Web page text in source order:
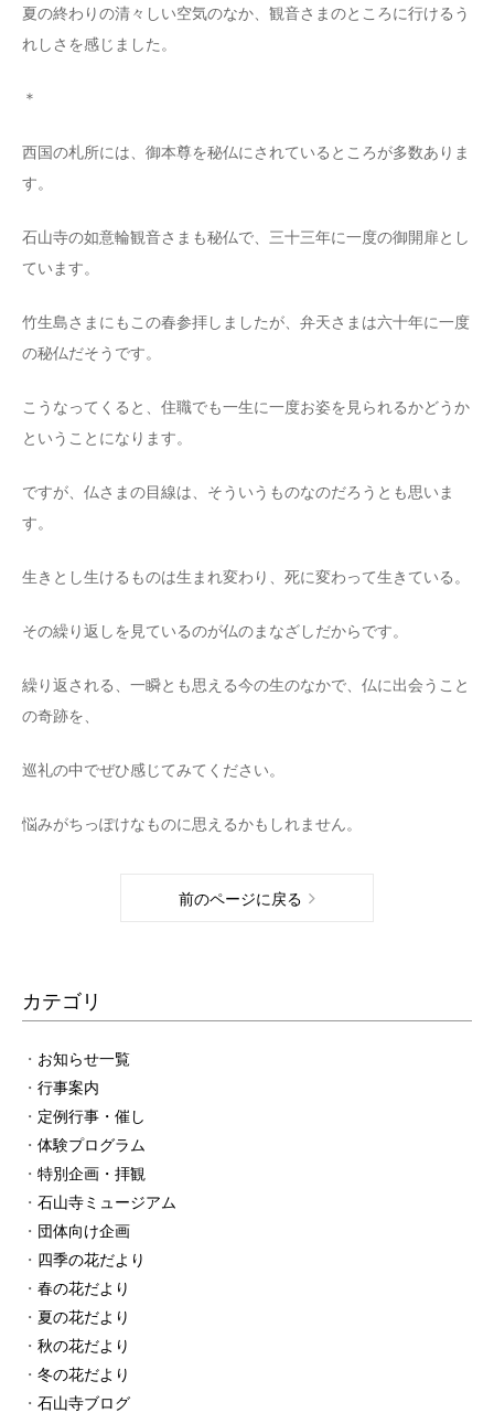
夏の終わりの清々しい空気のなか、観音さまのところに行けるう
れしさを感じました。
＊
西国の札所には、御本尊を秘仏にされているところが多数ありま
す。
石山寺の如意輪観音さまも秘仏で、三十三年に一度の御開扉とし
ています。
竹生島さまにもこの春参拝しましたが、弁天さまは六十年に一度
の秘仏だそうです。
こうなってくると、住職でも一生に一度お姿を見られるかどうか
ということになります。
ですが、仏さまの目線は、そういうものなのだろうとも思いま
す。
生きとし生けるものは生まれ変わり、死に変わって生きている。
その繰り返しを見ているのが仏のまなざしだからです。
繰り返される、一瞬とも思える今の生のなかで、仏に出会うこと
の奇跡を、
巡礼の中でぜひ感じてみてください。
悩みがちっぽけなものに思えるかもしれません。
前のページに戻る
カテゴリ
お知らせ一覧
行事案内
定例行事・催し
体験プログラム
特別企画・拝観
石山寺ミュージアム
団体向け企画
四季の花だより
春の花だより
夏の花だより
秋の花だより
冬の花だより
石山寺ブログ